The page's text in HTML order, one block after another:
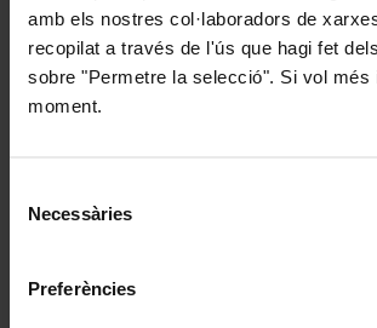
amb els nostres col·laboradors de
recopilat a través de l'ús que hagi fet
sobre "Permetre la selecció". Si vol
moment.
Necessàries
Preferències